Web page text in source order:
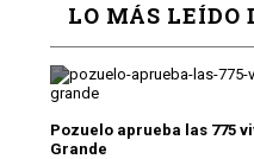
LO MÁS LEÍDO
Pozuelo aprueba las 775
Grande